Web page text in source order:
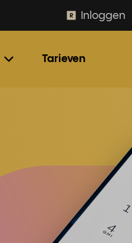
Tarieven
Inloggen